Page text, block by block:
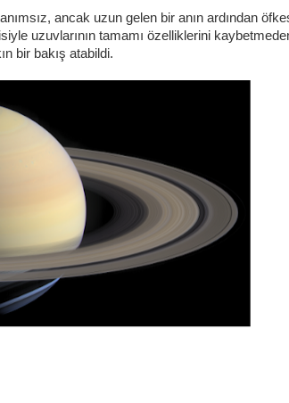
ancak uzun gelen bir anın ardından
uzuvlarının tamamı özelliklerini
bir bakış atabildi.